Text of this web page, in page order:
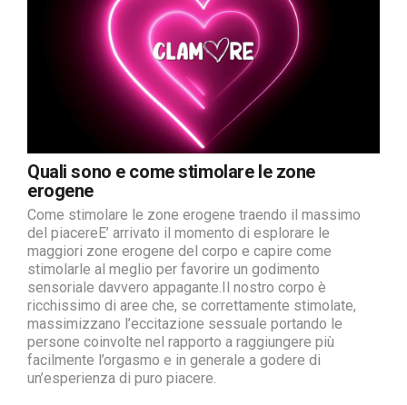
Quali sono e come stimolare le zone
erogene
Come stimolare le zone erogene traendo il massimo
del piacereE’ arrivato il momento di esplorare le
maggiori zone erogene del corpo e capire come
stimolarle al meglio per favorire un godimento
sensoriale davvero appagante.Il nostro corpo è
ricchissimo di aree che, se correttamente stimolate,
massimizzano l’eccitazione sessuale portando le
persone coinvolte nel rapporto a raggiungere più
facilmente l’orgasmo e in generale a godere di
un’esperienza di puro piacere.